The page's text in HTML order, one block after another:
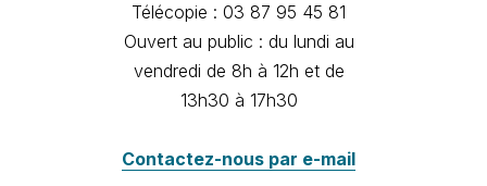
Télécopie : 03 87 95 45 81
Ouvert au public : du lundi au
vendredi de 8h à 12h et de
13h30 à 17h30
Contactez-nous par e-mail